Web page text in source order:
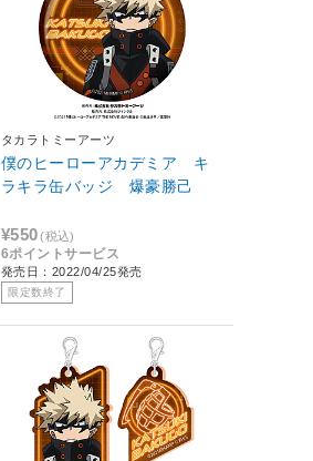
タカラトミーアーツ
僕のヒーローアカデミア キ
ラキラ缶バッジ 爆豪勝己
¥550 (税込)
6ポイントサービス
発売日：2022/04/25発売
限定数終了